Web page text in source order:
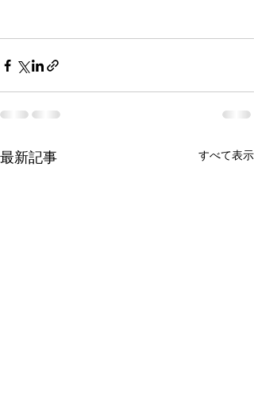
最新記事 すべて表示